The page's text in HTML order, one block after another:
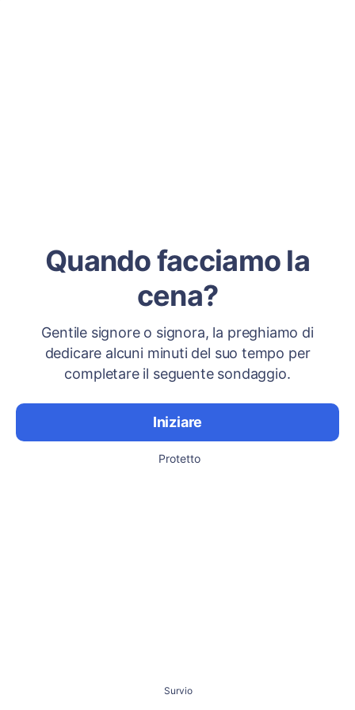
Quando facciamo la
cena?
Gentile signore o signora, la preghiamo di
dedicare alcuni minuti del suo tempo per
completare il seguente sondaggio.
Iniziare
Protetto
Survio